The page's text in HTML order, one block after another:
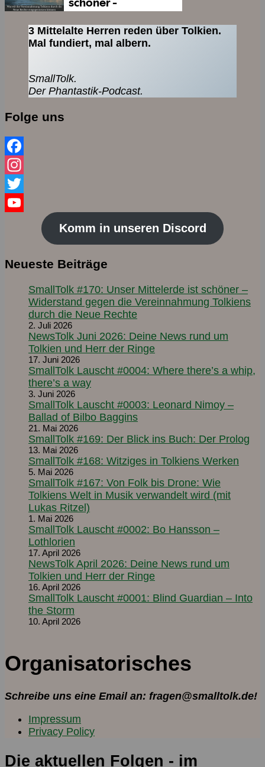
3 Mittelalte Herren reden über Tolkien.
Mal fundiert, mal albern.
SmallTolk.
Der Phantastik-Podcast.
Folge uns
Facebook
Instagram
Twitter
YouTube
Channel
Komm in unseren Discord
Neueste Beiträge
SmallTolk #170: Unser Mittelerde ist schöner –
Widerstand gegen die Vereinnahmung Tolkiens
durch die Neue Rechte
2. Juli 2026
NewsTolk Juni 2026: Deine News rund um
Tolkien und Herr der Ringe
17. Juni 2026
SmallTolk Lauscht #0004: Where there’s a whip,
there’s a way
3. Juni 2026
SmallTolk Lauscht #0003: Leonard Nimoy –
Ballad of Bilbo Baggins
21. Mai 2026
SmallTolk #169: Der Blick ins Buch: Der Prolog
13. Mai 2026
SmallTolk #168: Witziges in Tolkiens Werken
5. Mai 2026
SmallTolk #167: Von Folk bis Drone: Wie
Tolkiens Welt in Musik verwandelt wird (mit
Lukas Ritzel)
1. Mai 2026
SmallTolk Lauscht #0002: Bo Hansson –
Lothlorien
17. April 2026
NewsTolk April 2026: Deine News rund um
Tolkien und Herr der Ringe
16. April 2026
SmallTolk Lauscht #0001: Blind Guardian – Into
the Storm
10. April 2026
Organisatorisches
Schreibe uns eine Email an: fragen@smalltolk.de!
Impressum
Privacy Policy
Die aktuellen Folgen - im